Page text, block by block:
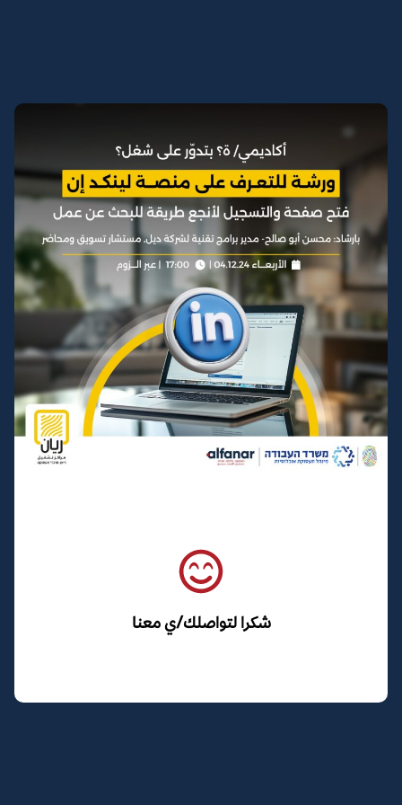
شكرا لتواصلك/ي معنا